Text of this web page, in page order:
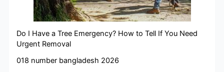
Do I Have a Tree Emergency? How to Tell If You Need
Urgent Removal
018 number bangladesh 2026